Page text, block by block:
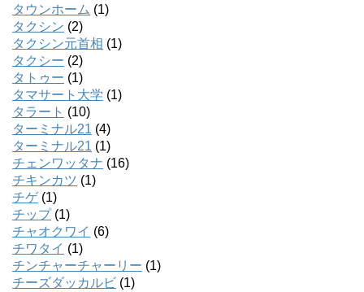
タウンホーム (1)
タクシン (2)
タクシン元首相 (1)
タクシー (2)
タトゥー (1)
タマサート大学 (1)
タラート (10)
ターミナル21 (4)
ターミナル21 (1)
チェンワッタナ (16)
チキンカツ (1)
チゲ(1)
チップ(1)
チャオクワイ (6)
チワタイ (1)
チンチャーチャーリー (1)
チーズダッカルビ (1)